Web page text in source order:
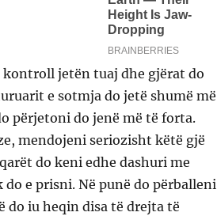
jetën tuaj dhe gjërat do
e sotmja do jetë shumë më
përjetoni do jenë më të forta.
mendojeni seriozisht këtë gjë
do keni edhe dashuri me
e prisni. Në punë do përballeni
do iu heqin disa të drejta të